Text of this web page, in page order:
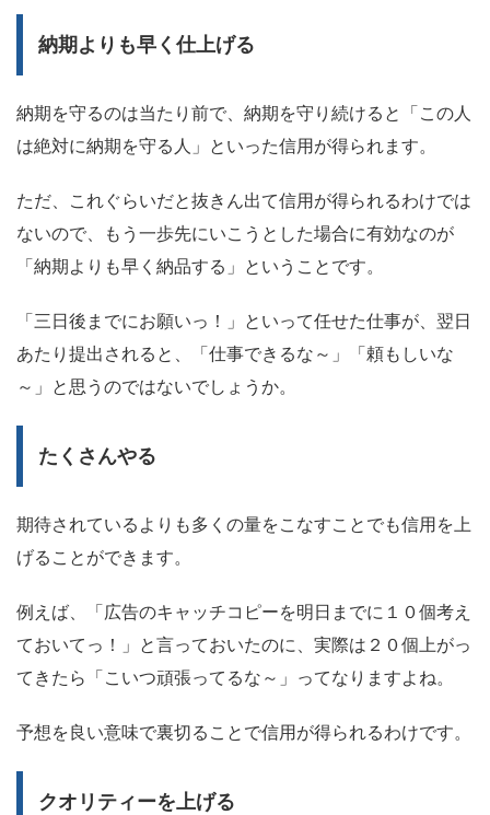
納期よりも早く仕上げる
納期を守るのは当たり前で、納期を守り続けると「この人
は絶対に納期を守る人」といった信用が得られます。
ただ、これぐらいだと抜きん出て信用が得られるわけでは
ないので、もう一歩先にいこうとした場合に有効なのが
「納期よりも早く納品する」ということです。
「三日後までにお願いっ！」といって任せた仕事が、翌日
あたり提出されると、「仕事できるな～」「頼もしいな
～」と思うのではないでしょうか。
たくさんやる
期待されているよりも多くの量をこなすことでも信用を上
げることができます。
例えば、「広告のキャッチコピーを明日までに１０個考え
ておいてっ！」と言っておいたのに、実際は２０個上がっ
てきたら「こいつ頑張ってるな～」ってなりますよね。
予想を良い意味で裏切ることで信用が得られるわけです。
クオリティーを上げる